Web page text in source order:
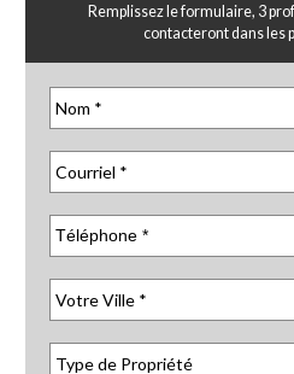
Remplissez le formulaire, 3
contacteront dans les